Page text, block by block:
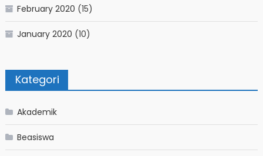
February 2020 (15)
January 2020 (10)
Kategori
Akademik
Beasiswa